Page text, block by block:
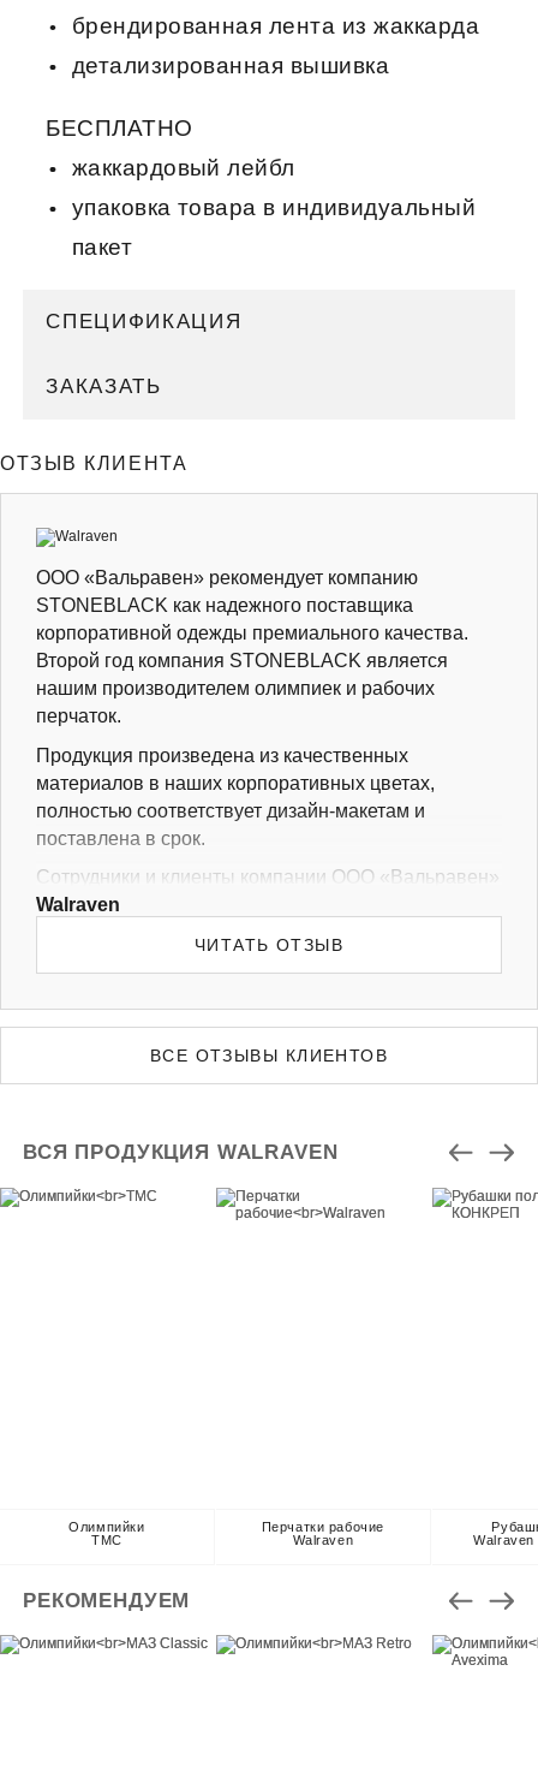
брендированная лента из жаккарда
детализированная вышивка
БЕСПЛАТНО
жаккардовый лейбл
упаковка товара в индивидуальный
пакет
СПЕЦИФИКАЦИЯ
ЗАКАЗАТЬ
ОТЗЫВ КЛИЕНТА
ООО «Вальравен» рекомендует компанию
STONEBLACK как надежного поставщика
корпоративной одежды премиального качества.
Второй год компания STONEBLACK является
нашим производителем олимпиек и рабочих
перчаток.
Продукция произведена из качественных
материалов в наших корпоративных цветах,
полностью соответствует дизайн-макетам и
поставлена в срок.
Сотрудники и клиенты компании ООО «Вальравен»
очень довольны.
Компания STONEBLACK зарекомендовала себя
как надежный и профессиональный партнер.
Walraven
ЧИТАТЬ ОТЗЫВ
ВСЕ ОТЗЫВЫ КЛИЕНТОВ
ВСЯ ПРОДУКЦИЯ WALRAVEN
Олимпийки
TMC
Перчатки рабочие
Walraven
РЕКОМЕНДУЕМ